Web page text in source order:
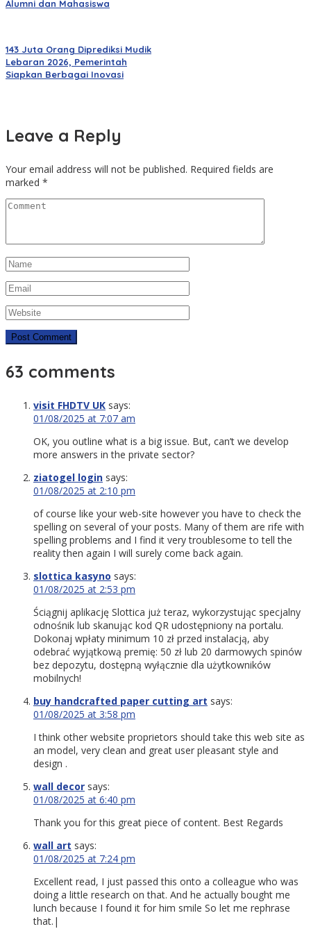
Alumni dan Mahasiswa
143 Juta Orang Diprediksi Mudik
Lebaran 2026, Pemerintah
Siapkan Berbagai Inovasi
Leave a Reply
Your email address will not be published. Required fields are
marked *
63 comments
visit FHDTV UK says:
01/08/2025 at 7:07 am
OK, you outline what is a big issue. But, can’t we develop
more answers in the private sector?
ziatogel login says:
01/08/2025 at 2:10 pm
of course like your web-site however you have to check the
spelling on several of your posts. Many of them are rife with
spelling problems and I find it very troublesome to tell the
reality then again I will surely come back again.
slottica kasyno says:
01/08/2025 at 2:53 pm
Ściągnij aplikację Slottica już teraz, wykorzystując specjalny
odnośnik lub skanując kod QR udostępniony na portalu.
Dokonaj wpłaty minimum 10 zł przed instalacją, aby
odebrać wyjątkową premię: 50 zł lub 20 darmowych spinów
bez depozytu, dostępną wyłącznie dla użytkowników
mobilnych!
buy handcrafted paper cutting art says:
01/08/2025 at 3:58 pm
I think other website proprietors should take this web site as
an model, very clean and great user pleasant style and
design .
wall decor says:
01/08/2025 at 6:40 pm
Thank you for this great piece of content. Best Regards
wall art says:
01/08/2025 at 7:24 pm
Excellent read, I just passed this onto a colleague who was
doing a little research on that. And he actually bought me
lunch because I found it for him smile So let me rephrase
that.|